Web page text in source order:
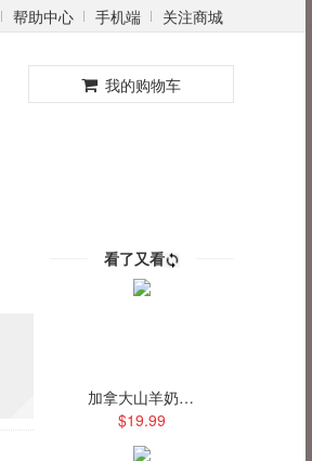
帮助中心 手机端 关注商城
我的购物车
看了又看
加拿大山羊奶粉 400g/袋
$19.99